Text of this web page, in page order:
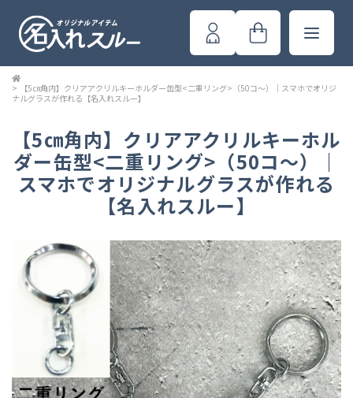
>
【5㎝角内】クリアアクリルキーホルダー缶型<二重リング>（50コ～）｜スマホでオリジ
ナルグラスが作れる【名入れスルー】
【5㎝角内】クリアアクリルキーホル
ダー缶型<二重リング>（50コ～）｜
スマホでオリジナルグラスが作れる
【名入れスルー】